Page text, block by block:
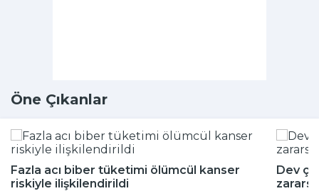
Öne Çıkanlar
Fazla acı biber tüketimi ölümcül kanser
riskiyle ilişkilendirildi
Dev